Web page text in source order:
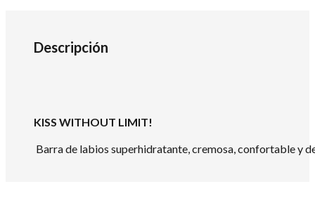
Descripción
KISS WITHOUT LIMIT!
Barra de labios superhidratante, cremosa, confortable y